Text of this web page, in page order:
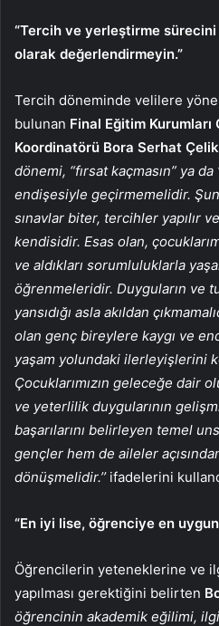
“Tercih ve yerleştirme sürecini
olarak değerlendirmeyin.”
Tercih döneminde velilere
bulunan Final Eğitim
Koordinatörü Bora Serhat Çelik
dönemi, “fırsat kaçmasın” ya
endişesiyle geçirmemelidir.
sınavlar biter, tercihler yapılır ve
kendisidir. Esas olan,
ve aldıkları sorumluluklarla
öğrenmeleridir. Duyguların ve
yansıdığı asla akıldan
olan genç bireylere kaygı ve
yaşam yolundaki ilerleyişlerini
Çocuklarımızın geleceğe dair
ve yeterlilik duygularının
başarılarını belirleyen temel
gençler hem de aileler
dönüşmelidir.’’ ifadelerini
“En iyi lise, öğrenciye en uygun
Öğrencilerin yeteneklerine ve
yapılması gerektiğini belirten
öğrencinin akademik eğilimi,